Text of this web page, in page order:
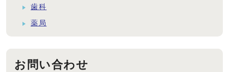
歯科
薬局
お問い合わせ